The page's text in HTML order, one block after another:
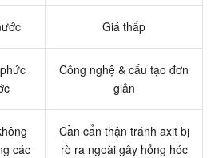
Giá thấp
Công nghệ & cấu tạo đơn
giản
các
Cần cẩn thận tránh axit bị
rò ra ngoài gây hỏng hóc